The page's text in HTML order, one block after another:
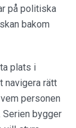
på politiska
bakom
plats i
navigera rätt
personen
bygger